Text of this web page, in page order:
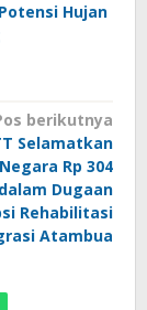
Potensi Hujan
berikutnya
Selamatkan
Rp 304
Dugaan
Rehabilitasi
Atambua